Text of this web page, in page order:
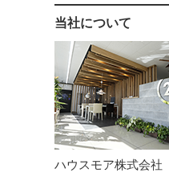
当社について
ハウスモア株式会社